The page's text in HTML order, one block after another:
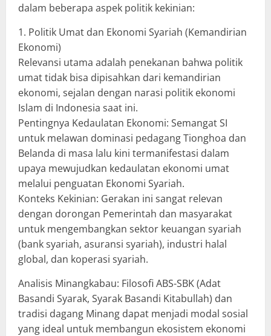
dalam beberapa aspek politik kekinian:
​1. Politik Umat dan Ekonomi Syariah (Kemandirian
Ekonomi)
​Relevansi utama adalah penekanan bahwa politik
umat tidak bisa dipisahkan dari kemandirian
ekonomi, sejalan dengan narasi politik ekonomi
Islam di Indonesia saat ini.
​Pentingnya Kedaulatan Ekonomi: Semangat SI
untuk melawan dominasi pedagang Tionghoa dan
Belanda di masa lalu kini termanifestasi dalam
upaya mewujudkan kedaulatan ekonomi umat
melalui penguatan Ekonomi Syariah.
​Konteks Kekinian: Gerakan ini sangat relevan
dengan dorongan Pemerintah dan masyarakat
untuk mengembangkan sektor keuangan syariah
(bank syariah, asuransi syariah), industri halal
global, dan koperasi syariah.
​Analisis Minangkabau: Filosofi ABS-SBK (Adat
Basandi Syarak, Syarak Basandi Kitabullah) dan
tradisi dagang Minang dapat menjadi modal sosial
yang ideal untuk membangun ekosistem ekonomi